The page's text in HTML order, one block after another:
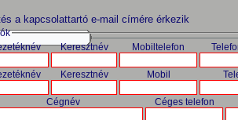
a kapcsolattartó e-mail címére érkezik
Keresztnév Mobiltelefon
Keresztnév Mobil
Cégnév Céges telefon